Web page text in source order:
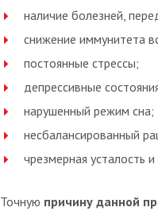
наличие болезней,
снижение иммунитета
постоянные стрессы;
депрессивные
нарушенный режим сна;
несбалансированный
чрезмерная усталость и
Точную причину данной